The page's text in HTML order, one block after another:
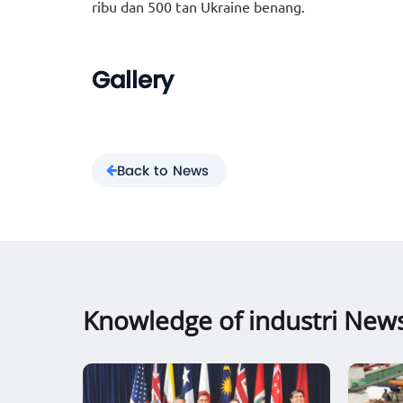
ribu dan 500 tan Ukraine benang.
Gallery
Back to News
Knowledge of industri